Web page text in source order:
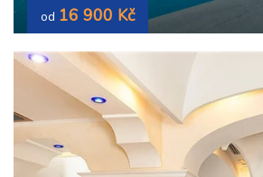
od 16 900 Kč